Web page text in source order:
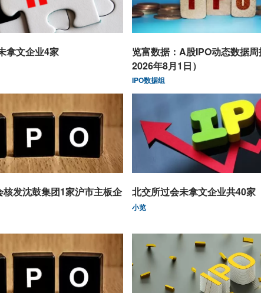
拿文企业4家
览富数据：A股IPO动态数据
2026年8月1日）
IPO数据组
发沈鼓集团1家沪市主板企
北交所过会未拿文企业共40家
小览